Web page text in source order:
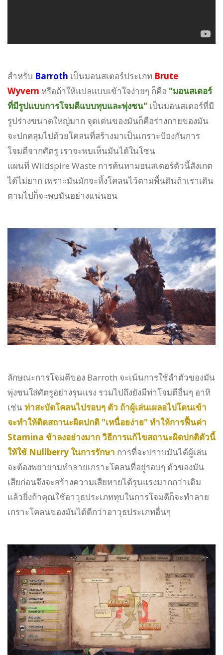
สำหรับ Barroth เป็นมอนสเตอร์ประเภท Brute
Wyvern หรือถ้าให้แปลแบบเข้าใจง่ายๆ ก็คือ "มอนสเตอร์
ที่มีรูปแบบการโจมตีแบบทุบและพุ่งชน" เป็นมอนสเตอร์ที่มี
รูปร่างขนาดใหญ่มาก จุดเด่นของมันก็คือร่างกายของมัน
จะปกคลุมไปด้วยโคลนที่สร้างมาเป็นเกราะป้องกันการ
โจมตีจากศัตรู เราจะพบเห็นมันได้ในโซน
แผนที่ Wildspire Waste การค้นหามอนสเตอร์ตัวนี้สังเกต
ได้ไม่ยาก เพราะมันมักจะทิ้งโคลนไว้ตามพื้นดินถ้าเราเดิน
ตามไปก็จะพบมันอย่างแน่นอน
ลักษณะการโจมตีของ Barroth จะเน้นการใช้ลำตัวของมัน
พุ่งชนใส่ศัตรูอย่างรุนแรง รวมไปถึงยังมีท่าโจมตีอื่นๆ อาทิ
เช่น ท่าสะบัดโคลนไปรอบๆ ตัว ถ้าผู้เล่นเผลอไปโดนเข้า
จะทำให้ติดสถานะผิดปกติ "เหนื่อยง่าย" ทำให้การฟื้นค่า
Stamina ช้าลงอย่างมาก วิธีการแก้ไขสถานะผิดปกติตัวนี้
ให้ใช้ Nullberry ในการรักษา การที่จะปราบมันได้ผู้เล่น
จะต้องพยายามทำลายเกราะโคลนที่อยู่รอบๆ ตัวของมัน
เสียก่อนจึงจะสร้างความเสียหายได้รุนแรงมากกว่าเดิม
แล้วยิ่งถ้าคุณใช้อาวุธประเภททุบในการโจมตีก็จะทำลาย
เกราะโคลนของมันได้ดีกว่าอาวุธประเภทอื่นๆ